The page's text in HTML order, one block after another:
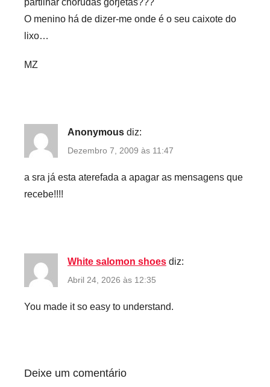
O menino há de dizer-me onde é o seu caixote do
lixo…
MZ
Anonymous diz:
Dezembro 7, 2009 às 11:47
a sra já esta aterefada a apagar as mensagens que
recebe!!!!
White salomon shoes diz:
Abril 24, 2026 às 12:35
You made it so easy to understand.
Deixe um comentário